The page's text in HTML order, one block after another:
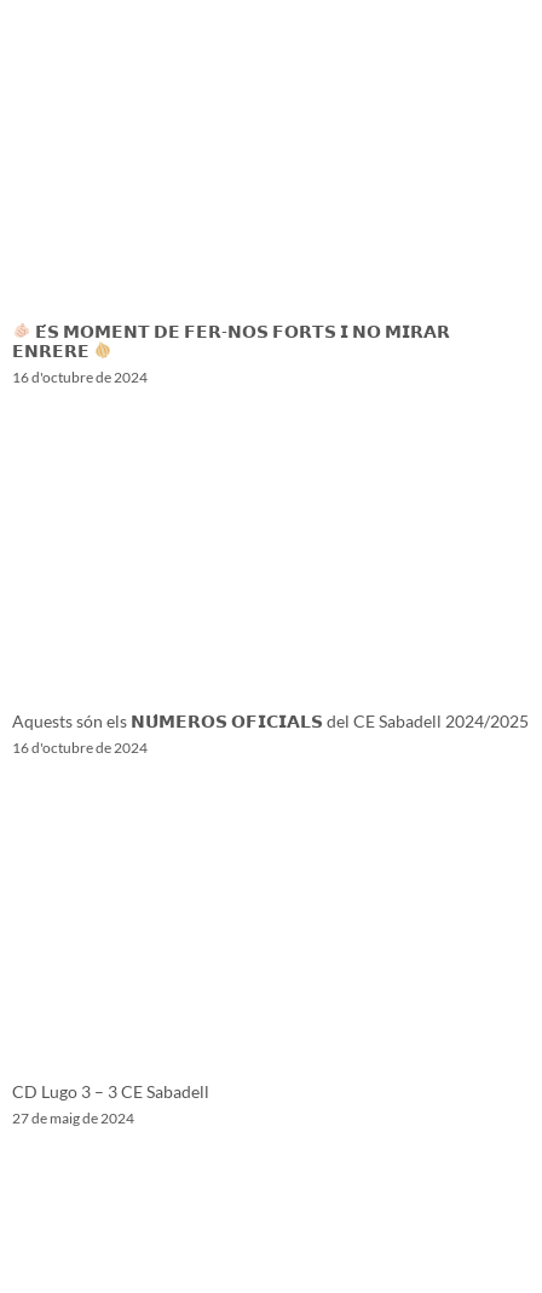
𝗘́𝗦 𝗠𝗢𝗠𝗘𝗡𝗧 𝗗𝗘 𝗙𝗘𝗥-𝗡𝗢𝗦 𝗙𝗢𝗥𝗧𝗦 𝗜 𝗡𝗢 𝗠𝗜𝗥𝗔𝗥
𝗘𝗡𝗥𝗘𝗥𝗘
16 d'octubre de 2024
Aquests són els 𝗡𝗨́𝗠𝗘𝗥𝗢𝗦 𝗢𝗙𝗜𝗖𝗜𝗔𝗟𝗦 del CE Sabadell 2024/2025
16 d'octubre de 2024
CD Lugo 3 – 3 CE Sabadell
27 de maig de 2024